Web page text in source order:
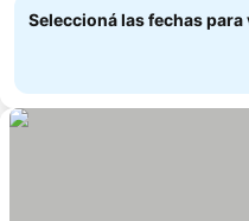
Seleccioná las fechas